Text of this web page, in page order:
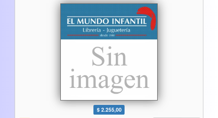
$ 2.255,00